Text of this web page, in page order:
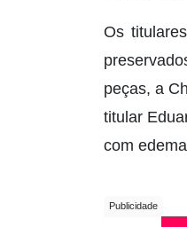
Os
peças, a
titular
com